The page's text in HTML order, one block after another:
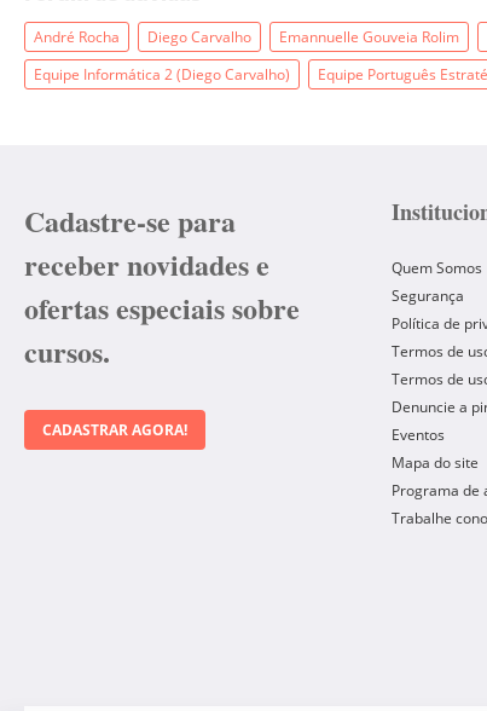
André Rocha Diego Carvalho Emannuelle Gouveia Rolim
Equipe Informática 2 (Diego Carvalho)
Equipe Português
Cadastre-se para
receber novidades e
ofertas especiais sobre
cursos.
CADASTRAR AGORA!
Quem Somos
Segurança
Política de
Termos de
Termos de
Denuncie a
Eventos
Mapa do site
Programa de
Trabalhe